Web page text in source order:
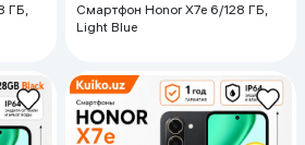
Смартфон Honor X7e 6/128 ГБ,
Light Blue